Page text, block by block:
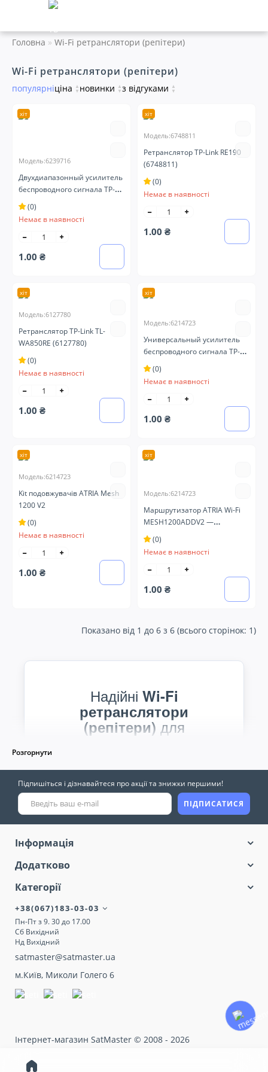
Головна Wi-Fi ретранслятори (репітери)
Wi-Fi ретранслятори (репітери)
популярніціна ▲
▼ новинки ▲
▼з відгуками ▲
▼
хіт
Модель:6239716
Двухдиапазонный усилитель
беспроводного сигнала TP-
Link RE200 Wireless AC750
Range Extender (6239716)
(0)
Немає в наявності
1.00 ₴
хіт
Модель:6748811
Ретранслятор TP-Link RE190
(6748811)
(0)
Немає в наявності
1.00 ₴
хіт
Модель:6127780
Ретранслятор TP-Link TL-
WA850RE (6127780)
(0)
Немає в наявності
1.00 ₴
хіт
Модель:6214723
Универсальный усилитель
беспроводного сигнала TP-
Link TL-WA854RE (6214723)
(0)
Немає в наявності
1.00 ₴
хіт
Модель:6214723
Kit подовжувачів ATRIA Mesh
1200 V2
(0)
Немає в наявності
1.00 ₴
хіт
Модель:6214723
Маршрутизатор ATRIA Wi-Fi
MESH1200ADDV2 —
додатковий модуль Mesh-
мережі
(0)
Немає в наявності
1.00 ₴
Показано від 1 до 6 з 6 (всього сторінок: 1)
Надійні Wi-Fi
ретранслятори
(репітери) для
розширення покриття
Потрібно позбутися “мертвих зон” Wi-Fi
та покрити інтернетом всю квартиру або
будинок?Wi-Fi ретранслятори
(репітери)— це просте та ефективне
рішення, яке дозволяє значно
розширити зону покриття без заміни
Репітер приймає сигнал від вашого Wi-
Fi роутера, підсилює його та передає
далі, забезпечуючи стабільне
підключення там, де раніше сигнал був
квартир, будинків, офісів або приміщень
із товстими стінами, де сигнал не
Розгорнути
Підпишіться і дізнавайтеся про акції та знижки першими!
ПІДПИСАТИСЯ
Інформація
Додатково
Категорії
+38(067)183-03-03
Пн-Пт з 9. 30 до 17.00
Сб Вихідний
Нд Вихідний
satmaster@satmaster.ua
м.Київ, Миколи Голего 6
Інтернет-магазин SatMaster © 2008 - 2026